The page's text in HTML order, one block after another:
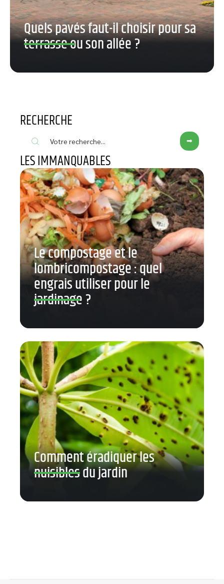
Quels pavés faut-il choisir pour sa
terrasse ou son allée ?
RECHERCHE
LES IMMANQUABLES
Le compostage et le
lombricompostage : quel
engrais utiliser pour le
jardinage ?
Comment éradiquer les
nuisibles du jardin